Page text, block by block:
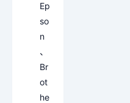
Ep
so
n
、
Br
ot
he